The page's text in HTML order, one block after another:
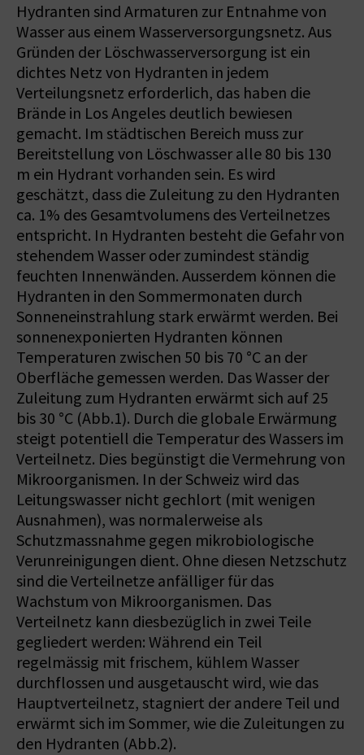
Hydranten sind Armaturen zur Entnahme von
Wasser aus einem Wasserversorgungsnetz. Aus
Gründen der Löschwasserversorgung ist ein
dichtes Netz von Hydranten in jedem
Verteilungsnetz erforderlich, das haben die
Brände in Los Angeles deutlich bewiesen
gemacht. Im städtischen Bereich muss zur
Bereitstellung von Löschwasser alle 80 bis 130
m ein Hydrant vorhanden sein. Es wird
geschätzt, dass die Zuleitung zu den Hydranten
ca. 1% des Gesamtvolumens des Verteilnetzes
entspricht. In Hydranten besteht die Gefahr von
stehendem Wasser oder zumindest ständig
feuchten Innenwänden. Ausserdem können die
Hydranten in den Sommermonaten durch
Sonneneinstrahlung stark erwärmt werden. Bei
sonnenexponierten Hydranten können
Temperaturen zwischen 50 bis 70 °C an der
Oberfläche gemessen werden. Das Wasser der
Zuleitung zum Hydranten erwärmt sich auf 25
bis 30 °C (Abb.1). Durch die globale Erwärmung
steigt potentiell die Temperatur des Wassers im
Verteilnetz. Dies begünstigt die Vermehrung von
Mikroorganismen. In der Schweiz wird das
Leitungswasser nicht gechlort (mit wenigen
Ausnahmen), was normalerweise als
Schutzmassnahme gegen mikrobiologische
Verunreinigungen dient. Ohne diesen Netzschutz
sind die Verteilnetze anfälliger für das
Wachstum von Mikroorganismen. Das
Verteilnetz kann diesbezüglich in zwei Teile
gegliedert werden: Während ein Teil
regelmässig mit frischem, kühlem Wasser
durchflossen und ausgetauscht wird, wie das
Hauptverteilnetz, stagniert der andere Teil und
erwärmt sich im Sommer, wie die Zuleitungen zu
den Hydranten (Abb.2).